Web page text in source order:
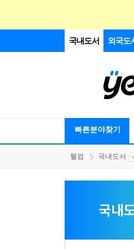
국내도서 외국도
빠른분야찾기
웰컴 국내도서
국내